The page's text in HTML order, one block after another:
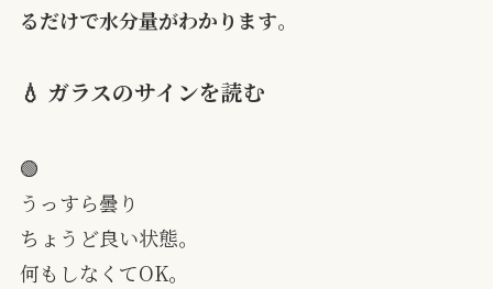
るだけで水分量がわかります。
💧 ガラスのサインを読む
🟢
うっすら曇り
ちょうど良い状態。
何もしなくてOK。